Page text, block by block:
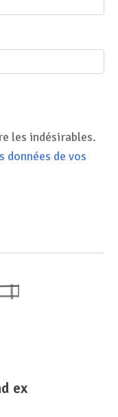
les indésirables.
données de vos
ex